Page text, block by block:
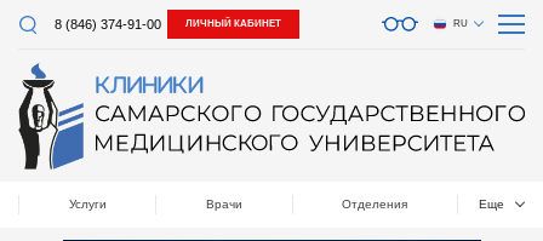
8 (846) 374-91-00 ЛИЧНЫЙ КАБИНЕТ RU
Услуги Врачи Отделения Еще